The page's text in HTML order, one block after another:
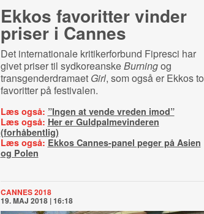
Ekkos favoritter vinder
priser i Cannes
Det internationale kritikerforbund Fipresci har
givet priser til sydkoreanskeBurningog
transgenderdramaet Girl, som også er Ekkos to
favoritter på festivalen.
Læs også: ”Ingen at vende vreden imod”
Læs også: Her er Guldpalmevinderen
(forhåbentlig)
Læs også: Ekkos Cannes-panel peger på Asien
og Polen
CANNES 2018
19. MAJ 2018 | 16:18